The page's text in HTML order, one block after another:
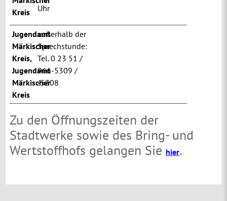
Kreis
Uhr
Jugendamt
Märkischer
Kreis,
Jugendamt
Märkischer
Kreis
außerhalb der
Sprechstunde:
Tel. 0 23 51 /
966-5309 /
-5308
Zu den Öffnungszeiten der
Stadtwerke sowie des Bring- und
Wertstoffhofs gelangen Siehier.